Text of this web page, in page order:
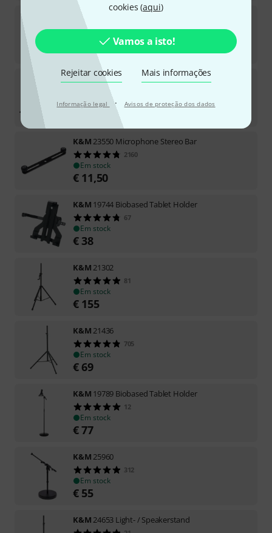
cookies (aqui)
Vamos a isto!
Rejeitar cookies Mais informações
Informação legal · Avisos de proteção dos dados
K&M 24350 Universal Wall Bracket
19
Em stock
€26
K&M 15228 Clarinet Stand
Em stock
K&M 23550 Microphone Stereo Bar
2160
Em stock
€ 11,50
K&M 19744 Biobased Tablet Holder
67
Em stock
€ 38
K&M 21302
81
Em stock
€ 155
K&M 21436
705
Em stock
€ 69
K&M 19789 Biobased Tablet Holder
12
Em stock
€77
K&M 25960
312
Em stock
€ 55
K&M 24653 Light- / Speakerstand